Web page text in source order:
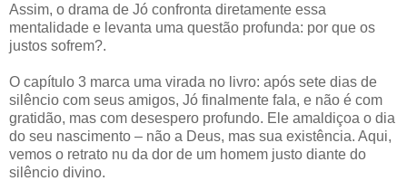
Assim, o drama de Jó confronta diretamente essa
mentalidade e levanta uma questão profunda: por que os
justos sofrem?.
O capítulo 3 marca uma virada no livro: após sete dias de
silêncio com seus amigos, Jó finalmente fala, e não é com
gratidão, mas com desespero profundo. Ele amaldiçoa o dia
do seu nascimento – não a Deus, mas sua existência. Aqui,
vemos o retrato nu da dor de um homem justo diante do
silêncio divino.